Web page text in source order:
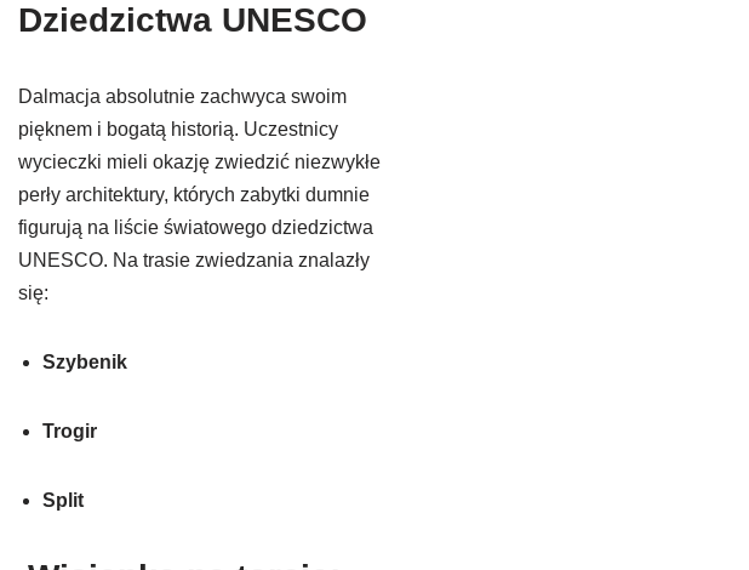
Dziedzictwa UNESCO
Dalmacja absolutnie zachwyca swoim
pięknem i bogatą historią. Uczestnicy
wycieczki mieli okazję zwiedzić niezwykłe
perły architektury, których zabytki dumnie
figurują na liście światowego dziedzictwa
UNESCO. Na trasie zwiedzania znalazły
się:
Szybenik
Trogir
Split